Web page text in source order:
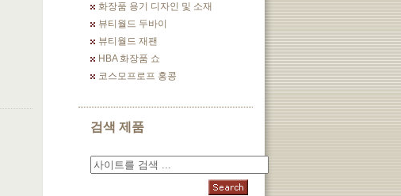
화장품 용기 디자인 및 소재
뷰티월드 두바이
뷰티월드 재팬
HBA 화장품 쇼
코스모프로프 홍콩
검색 제품